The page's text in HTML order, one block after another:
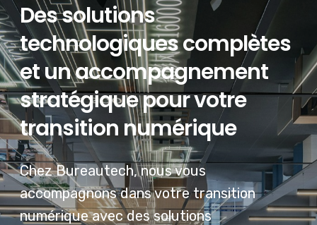
Des solutions
technologiques complètes
et un accompagnement
stratégique pour votre
transition numérique
Chez Bureautech, nous vous
accompagnons dans votre transition
numérique avec des solutions